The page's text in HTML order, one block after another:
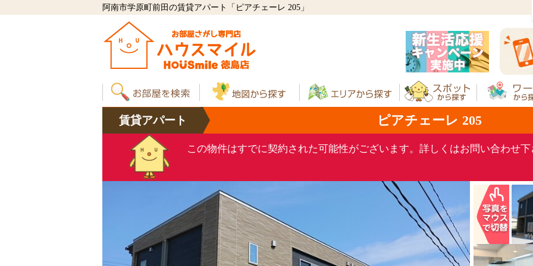
阿南市学原町前田の賃貸アパート「ピアチェーレ 205」
賃貸アパート ピアチェーレ 205
この物件はすでに契約された可能性がございます。詳しくはお問い合わせ